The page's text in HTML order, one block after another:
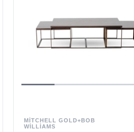
MITCHELL GOLD+BOB
WILLIAMS